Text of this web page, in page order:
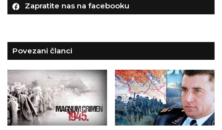
Zapratite nas na facebooku
Povezani članci